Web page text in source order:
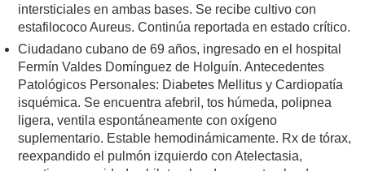
intersticiales en ambas bases. Se recibe cultivo con
estafilococo Aureus. Continúa reportada en estado crítico.
Ciudadano cubano de 69 años, ingresado en el hospital
Fermín Valdes Domínguez de Holguín. Antecedentes
Patológicos Personales: Diabetes Mellitus y Cardiopatía
isquémica. Se encuentra afebril, tos húmeda, polipnea
ligera, ventila espontáneamente con oxígeno
suplementario. Estable hemodinámicamente. Rx de tórax,
reexpandido el pulmón izquierdo con Atelectasia,